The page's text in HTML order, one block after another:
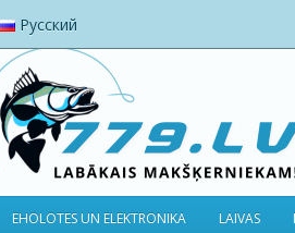
Русский
EHOLOTES UN ELEKTRONIKA LAIVAS